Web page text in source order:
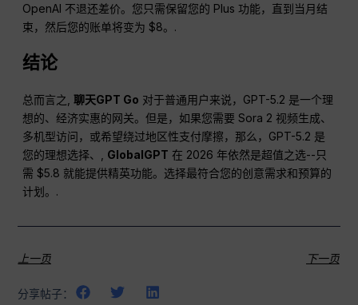
OpenAI 不退还差价。您只需保留您的 Plus 功能，直到当月结
束，然后您的账单将变为 $8。.
结论
总而言之,聊天GPT Go 对于普通用户来说，GPT-5.2 是一个理
想的、经济实惠的网关。但是，如果您需要 Sora 2 视频生成、
多机型访问，或希望绕过地区性支付摩擦，那么，GPT-5.2 是
您的理想选择、, GlobalGPT 在 2026 年依然是超值之选--只
需 $5.8 就能提供精英功能。选择最符合您的创意需求和预算的
计划。.
上一页 下一页
分享帖子：